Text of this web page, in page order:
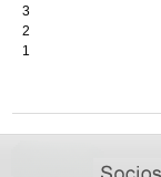
3
2
1